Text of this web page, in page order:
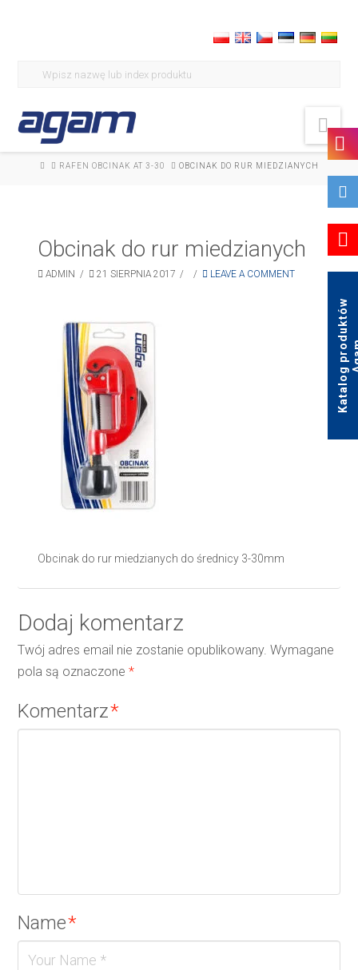
HOMERAFEN OBCINAK AT 3-30 OBCINAK DO RUR MIEDZIANYCH
Obcinak do rur miedzianych
ADMIN 21 SIERPNIA 2017 LEAVE A COMMENT
Obcinak do rur miedzianych do średnicy 3-30mm
Dodaj komentarz
Twój adres email nie zostanie opublikowany. Wymagane
pola są oznaczone*
Komentarz*
Name*
K
a
t
a
l
o
g
p
r
o
d
u
k
t
ó
w
A
g
a